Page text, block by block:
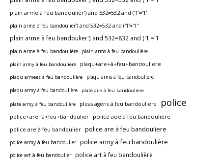
plain arme à feu bandoulier') and 532=532 and ('1'='1'
plain arme à feu bandoulier') and 532=532 and ('1'='1''
plain arme à feu bandoulier') and 532=832 and ('1'='1
plain arme à feu bandoulière
plain arms à feu bandoulière
plain army à feu bandouliere
plaqu+are+à+feu+bandouliere
plaqu armees à feu bandoulière
plaqu arms à feu bandouliere
plaqu army à feu bandoulière
plate aile à feu bandouliere
plate army à feu bandoulière pleas agenc à feu bandouliere police
police+are+à+feu+bandoulier police aoe à feu bandoulière
police are à feu bandoulier police are à feu bandouliere
police army à feu bandoulier police army à feu bandoulière
police art à feu bandoulier police art à feu bandoulière